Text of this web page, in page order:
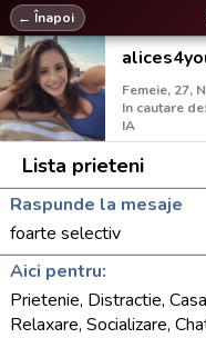
← Înapoi
Femeie, 27,
In cautare
IA
Lista prieteni
Raspunde la mesaje
foarte selectiv
Aici pentru:
Prietenie, Distractie,
Relaxare, Socializare,